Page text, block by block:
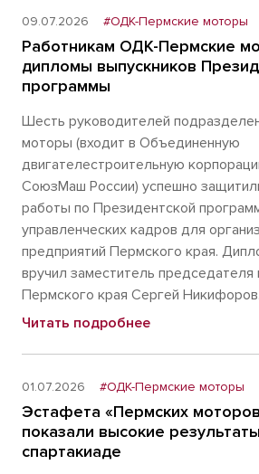
09.07.2026 #ОДК-Пермские моторы
Работникам ОДК-Пермские
дипломы выпускников
программы
Шесть руководителей
моторы (входит в Объединенную
двигателестроительную
СоюзМаш России) успешно
работы по Президентской
управленческих кадров для
предприятий Пермского края.
вручил заместитель председателя
Пермского края Сергей Никифоров.
Читать подробнее
01.07.2026 #ОДК-Пермские моторы
Эстафета «Пермских
показали высокие
спартакиаде